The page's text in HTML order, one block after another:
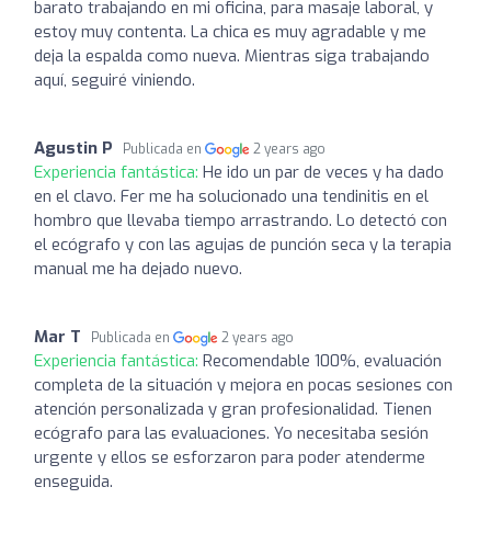
barato trabajando en mi oficina, para masaje laboral, y
estoy muy contenta. La chica es muy agradable y me
deja la espalda como nueva. Mientras siga trabajando
aquí, seguiré viniendo.
Agustin P Publicada en 2 years ago
Experiencia fantástica: He ido un par de veces y ha dado
en el clavo. Fer me ha solucionado una tendinitis en el
hombro que llevaba tiempo arrastrando. Lo detectó con
el ecógrafo y con las agujas de punción seca y la terapia
manual me ha dejado nuevo.
Mar T Publicada en 2 years ago
Experiencia fantástica: Recomendable 100%, evaluación
completa de la situación y mejora en pocas sesiones con
atención personalizada y gran profesionalidad. Tienen
ecógrafo para las evaluaciones. Yo necesitaba sesión
urgente y ellos se esforzaron para poder atenderme
enseguida.